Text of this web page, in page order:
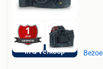
In & Verkoop